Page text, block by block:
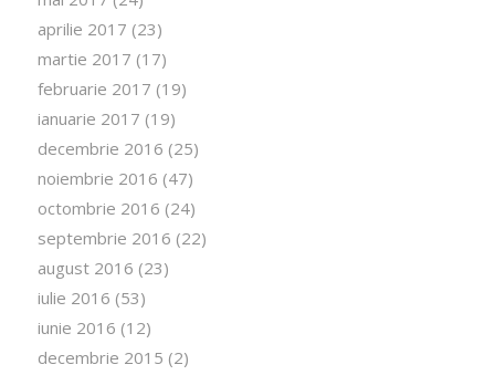
aprilie 2017 (23)
martie 2017 (17)
februarie 2017 (19)
ianuarie 2017 (19)
decembrie 2016 (25)
noiembrie 2016 (47)
octombrie 2016 (24)
septembrie 2016 (22)
august 2016 (23)
iulie 2016 (53)
iunie 2016 (12)
decembrie 2015 (2)